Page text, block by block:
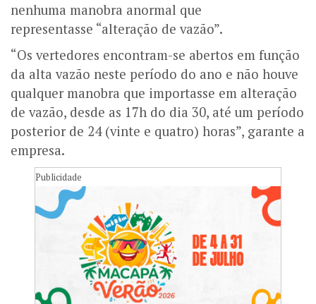
nenhuma manobra anormal que
representasse “alteração de vazão”.
“Os vertedores encontram-se abertos em função
da alta vazão neste período do ano e não houve
qualquer manobra que importasse em alteração
de vazão, desde as 17h do dia 30, até um período
posterior de 24 (vinte e quatro) horas”, garante a
empresa.
Publicidade